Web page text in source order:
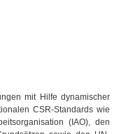
mit Hilfe dynamischer
CSR-Standards wie
(IAO), den